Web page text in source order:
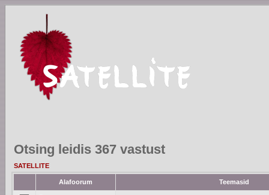
Otsing leidis 367 vastust
SATELLITE
Alafoorum Teemasid